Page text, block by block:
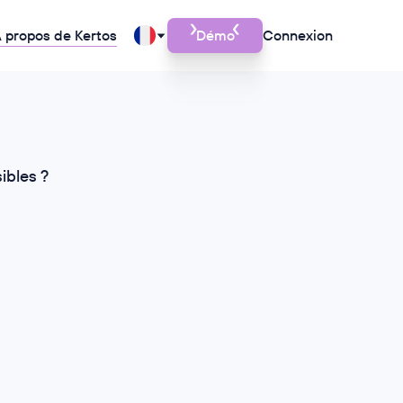
propos de Kertos Démo Connexion
?